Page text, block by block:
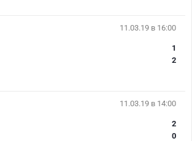
11.03.19 в 16:00
1
2
11.03.19 в 14:00
2
0